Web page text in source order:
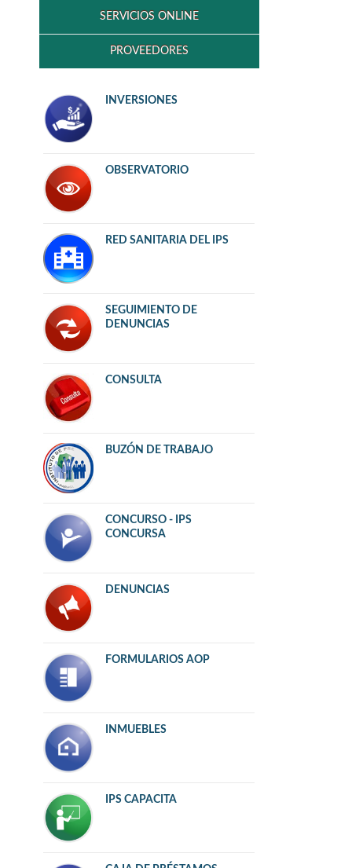
SERVICIOS ONLINE
PROVEEDORES
INVERSIONES
OBSERVATORIO
RED SANITARIA DEL IPS
SEGUIMIENTO DE
DENUNCIAS
CONSULTA
BUZÓN DE TRABAJO
CONCURSO - IPS
CONCURSA
DENUNCIAS
FORMULARIOS AOP
INMUEBLES
IPS CAPACITA